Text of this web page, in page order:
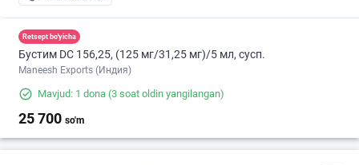
Retsept bo'yicha
Бустим DС 156,25, (125 мг/31,25 мг)/5 мл, сусп.
Maneesh Exports (Индия)
Mavjud: 1 dona (3 soat oldin yangilangan)
25 700 so'm